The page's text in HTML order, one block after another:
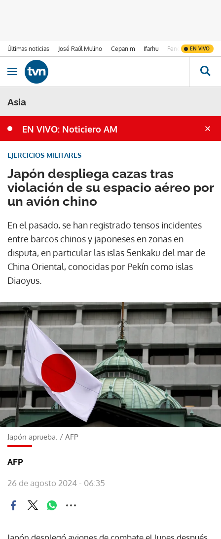
Últimas noticias José Raúl Mulino Cepanim Ifarhu Fenómeno de El
EN VIVO
Ir al contenido
Obrir navegació
Asia
EN VIVO: Noticiero AM
Japón despliega cazas tras
violación de su espacio aéreo por
un avión chino
EJERCICIOS MILITARES
En el pasado, se han registrado tensos incidentes
entre barcos chinos y japoneses en zonas en
disputa, en particular las islas Senkaku del mar de
China Oriental, conocidas por Pekín como islas
Diaoyus.
Japón aprueba. / AFP
AFP
26 de agosto 2024 - 06:35